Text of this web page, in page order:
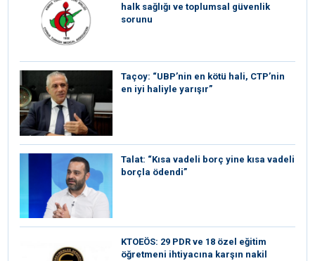
halk sağlığı ve toplumsal güvenlik
sorunu
Taçoy: “UBP’nin en kötü hali, CTP’nin
en iyi haliyle yarışır”
Talat: “Kısa vadeli borç yine kısa vadeli
borçla ödendi”
KTOEÖS: 29 PDR ve 18 özel eğitim
öğretmeni ihtiyacına karşın nakil